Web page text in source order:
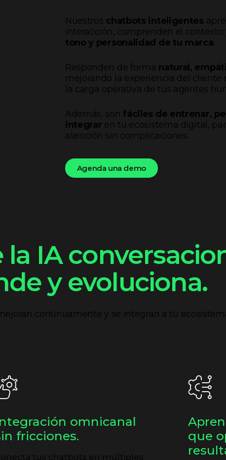
Nuestros chatbots inteligentes
interacción, comprenden el contexto
tono y personalidad de tu marca.
Responden de forma natural,
mejorando la experiencia del cliente
la carga operativa de tus agentes
Además, son fáciles de entrenar,
integrar en tu ecosistema digital,
atención sin complicaciones.
Agenda una demo
la IA
y evoluciona.
continuamente y se integran a tu
omnicanal
fricciones.
tus chatbots en múltiples
que
Mayor
operativa.
Automatiza
reduce tiempos
libera a tus
Disponibilidad 24/7.
Mantén tu negocio activo todo
tiempo, incluso fuera del
aumentar costos.
Atiende más clientes de forma
simultánea sin necesidad de